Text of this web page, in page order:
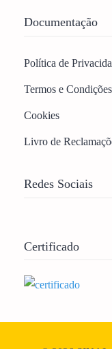
Documentação
Política de
Termos e Condições
Cookies
Livro de
Redes Sociais
Certificado